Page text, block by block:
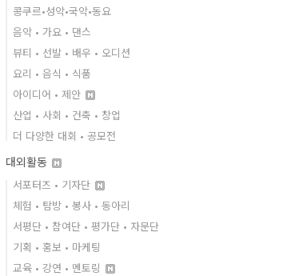
콩쿠르•성악•국악•동요
음악 • 가요 • 댄스
뷰티 • 선발 • 배우 • 오디션
요리 • 음식 • 식품
아이디어 • 제안
산업 • 사회 • 건축 • 창업
더 다양한 대회 • 공모전
대외활동
서포터즈 • 기자단
체험 • 탐방 • 봉사 • 동아리
서평단 • 참여단 • 평가단 • 자문단
기획 • 홍보 • 마케팅
교육 • 강연 • 멘토링